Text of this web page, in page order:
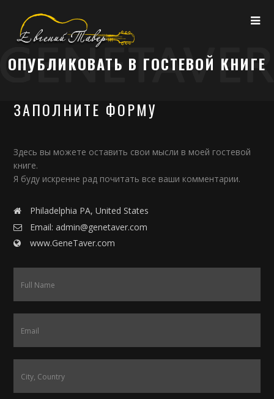
ОПУБЛИКОВАТЬ В ГОСТЕВОЙ КНИГЕ
ЗАПОЛНИТЕ ФОРМУ
Здесь вы можете оставить свои мысли в моей гостевой
книге.
Я буду искренне рад почитать все ваши комментарии.
Philadelphia PA, United States
Email: admin@genetaver.com
www.GeneTaver.com